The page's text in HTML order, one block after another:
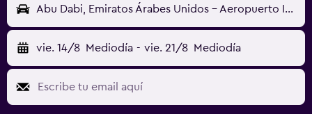
Abu Dabi, Emiratos Árabes Unidos - Aeropuerto Internacional Zayed (AUH)
vie. 14/8 Mediodía - vie. 21/8 Mediodía